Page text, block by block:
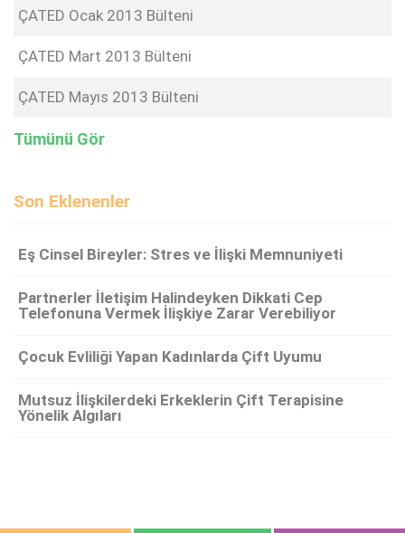
ÇATED Ocak 2013 Bülteni
ÇATED Mart 2013 Bülteni
ÇATED Mayıs 2013 Bülteni
Tümünü Gör
Son Eklenenler
Eş Cinsel Bireyler: Stres ve İlişki Memnuniyeti
Partnerler İletişim Halindeyken Dikkati Cep
Telefonuna Vermek İlişkiye Zarar Verebiliyor
Çocuk Evliliği Yapan Kadınlarda Çift Uyumu
Mutsuz İlişkilerdeki Erkeklerin Çift Terapisine
Yönelik Algıları